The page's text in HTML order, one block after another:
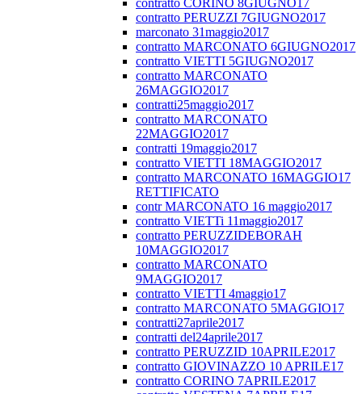
contratto CORINO 8GIUGNO17
contratto PERUZZI 7GIUGNO2017
marconato 31maggio2017
contratto MARCONATO 6GIUGNO2017
contratto VIETTI 5GIUGNO2017
contratto MARCONATO
26MAGGIO2017
contratti25maggio2017
contratto MARCONATO
22MAGGIO2017
contratti 19maggio2017
contratto VIETTI 18MAGGIO2017
contratto MARCONATO 16MAGGIO17
RETTIFICATO
contr MARCONATO 16 maggio2017
contratto VIETTi 11maggio2017
contratto PERUZZIDEBORAH
10MAGGIO2017
contratto MARCONATO
9MAGGIO2017
contratto VIETTI 4maggio17
contratto MARCONATO 5MAGGIO17
contratti27aprile2017
contratti del24aprile2017
contratto PERUZZID 10APRILE2017
contratto GIOVINAZZO 10 APRILE17
contratto CORINO 7APRILE2017